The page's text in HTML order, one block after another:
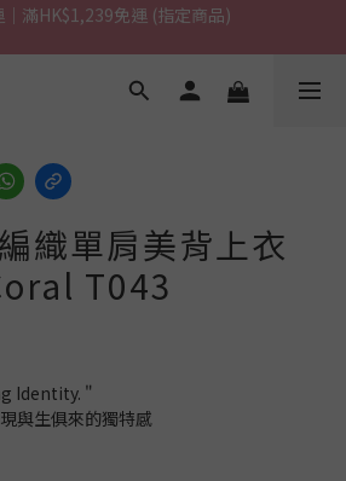
墊 / 升級啦.ᐟ.ᐟ（點我看介紹 💬）
墊 / 升級啦.ᐟ.ᐟ（點我看介紹 💬）
｜滿HK$1,239免運 (指定商品)
織單肩美背上衣
T043
Identity. "
與生俱來的獨特感